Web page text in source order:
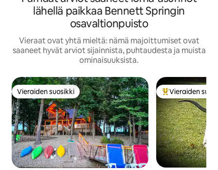
lähellä paikkaa Bennett Springin
osavaltionpuisto
Vieraat ovat yhtä mieltä: nämä majoittumiset ovat
saaneet hyvät arviot sijainnista, puhtaudesta ja muista
ominaisuuksista.
Vieraiden suosikki
Vieraiden suosikki Vieraiden
Vieraiden